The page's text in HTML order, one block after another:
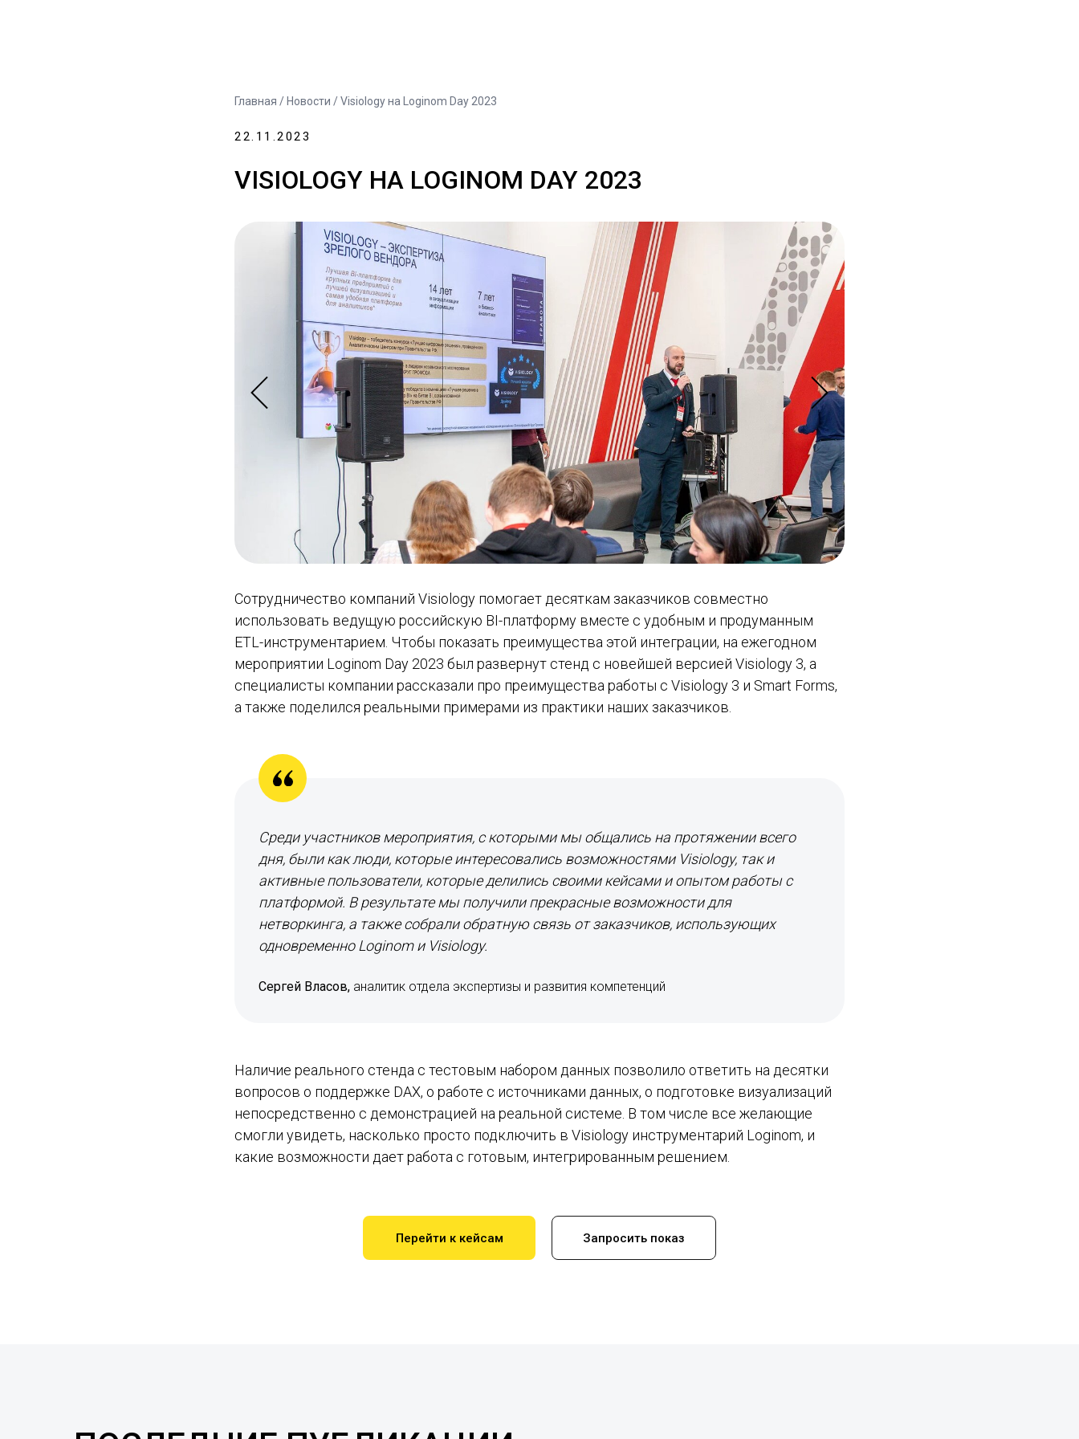
Главная / Новости / Visiology на Loginom Day 2023
22.11.2023
VISIOLOGY НА LOGINOM DAY 2023
Сотрудничество компаний Visiology помогает десяткам заказчиков совместно
использовать ведущую российскую BI-платформу вместе с удобным и продуманным
ETL-инструментарием. Чтобы показать преимущества этой интеграции, на ежегодном
мероприятии Loginom Day 2023 был развернут стенд с новейшей версией Visiology 3, а
специалисты компании рассказали про преимущества работы с Visiology 3 и Smart Forms,
а также поделился реальными примерами из практики наших заказчиков.
Среди участников мероприятия, с которыми мы общались на протяжении всего
дня, были как люди, которые интересовались возможностями Visiology, так и
активные пользователи, которые делились своими кейсами и опытом работы с
платформой. В результате мы получили прекрасные возможности для
нетворкинга, а также собрали обратную связь от заказчиков, использующих
одновременно Loginom и Visiology.
Сергей Власов, аналитик отдела экспертизы и развития компетенций
Наличие реального стенда с тестовым набором данных позволило ответить на десятки
вопросов о поддержке DAX, о работе с источниками данных, о подготовке визуализаций
непосредственно с демонстрацией на реальной системе. В том числе все желающие
смогли увидеть, насколько просто подключить в Visiology инструментарий Loginom, и
какие возможности дает работа с готовым, интегрированным решением.
Перейти к кейсам Запросить показ